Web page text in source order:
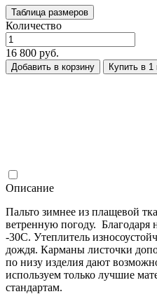
Таблица размеров
Количество
16 800 руб.
Добавить в корзину Купить в 1
Описание
Пальто зимнее из плащевой
ветренную погоду. Благодаря
-30С. Утеплитель
дождя. Карманы листочки
по низу изделия дают
используем только лучшие
стандартам.